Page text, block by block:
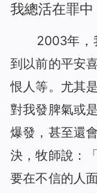
我總活在罪
2003年，
到以前的平安
恨人等。尤其
對我發脾氣或
爆發，甚至還
決，牧師說：
要在不信的人